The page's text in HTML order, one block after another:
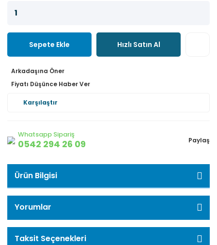
Sepete Ekle Hızlı Satın Al
Arkadaşına Öner
Fiyatı Düşünce Haber Ver
Karşılaştır
Whatsapp Sipariş
0542 294 26 09 Paylaş
Ürün Bilgisi
Yorumlar
Taksit Seçenekleri